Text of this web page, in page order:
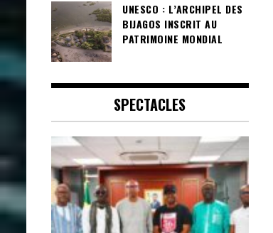
UNESCO : L’ARCHIPEL DES
BIJAGOS INSCRIT AU
PATRIMOINE MONDIAL
SPECTACLES